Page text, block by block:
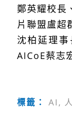
鄭英耀校長
片聯盟盧超
沈柏延理
AICoE蔡志
標籤： AI ,